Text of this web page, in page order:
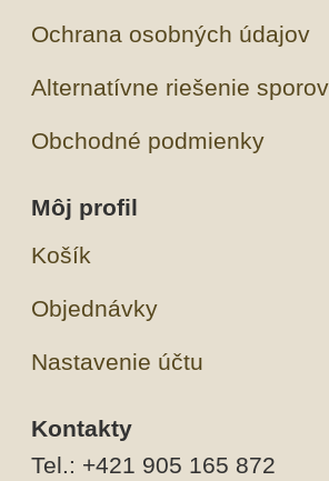
Ochrana osobných údajov
Alternatívne riešenie sporov
Obchodné podmienky
Môj profil
Košík
Objednávky
Nastavenie účtu
Kontakty
Tel.: +421 905 165 872